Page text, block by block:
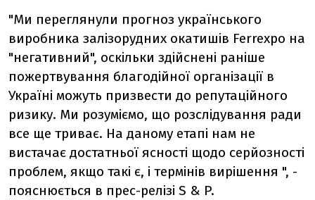
"Ми переглянули прогноз українського
виробника залізорудних окатишів Ferrexpo на
"негативний", оскільки здійснені раніше
пожертвування благодійної організації в
Україні можуть призвести до репутаційного
ризику. Ми розуміємо, що розслідування ради
все ще триває. На даному етапі нам не
вистачає достатньої ясності щодо серйозності
проблем, якщо такі є, і термінів вирішення ", -
пояснюється в прес-релізі S & P.